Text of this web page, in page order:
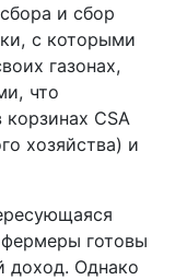
и сбор
с которыми
газонах,
что
CSA
хозяйства) и
готовы
доход. Однако